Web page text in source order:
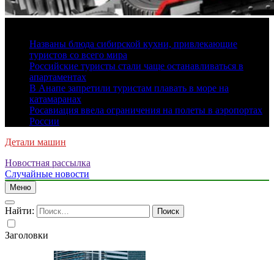
Названы блюда сибирской кухни, привлекающие
туристов со всего мира
Российские туристы стали чаще останавливаться в
апартаментах
В Анапе запретили туристам плавать в море на
катамаранах
Росавиация ввела ограничения на полеты в аэропортах
России
Детали машин
Новостная рассылка
Случайные новости
Меню
Найти:
Заголовки